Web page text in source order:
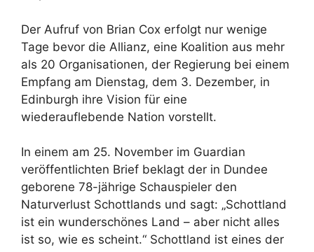
Der Aufruf von Brian Cox erfolgt nur wenige
Tage bevor die Allianz, eine Koalition aus mehr
als 20 Organisationen, der Regierung bei einem
Empfang am Dienstag, dem 3. Dezember, in
Edinburgh ihre Vision für eine
wiederauflebende Nation vorstellt.
In einem am 25. November im Guardian
veröffentlichten Brief beklagt der in Dundee
geborene 78-jährige Schauspieler den
Naturverlust Schottlands und sagt: „Schottland
ist ein wunderschönes Land – aber nicht alles
ist so, wie es scheint.“ Schottland ist eines der